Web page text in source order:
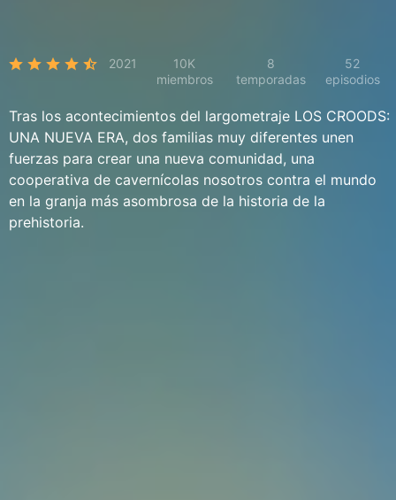
2021
10K
miembros
8
temporadas
52
episodios
Tras los acontecimientos del largometraje LOS CROODS:
UNA NUEVA ERA, dos familias muy diferentes unen
fuerzas para crear una nueva comunidad, una
cooperativa de cavernícolas nosotros contra el mundo
en la granja más asombrosa de la historia de la
prehistoria.